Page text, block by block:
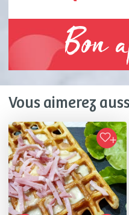
Bon
Vous aimerez